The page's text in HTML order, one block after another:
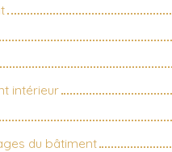
intérieur
du bâtiment